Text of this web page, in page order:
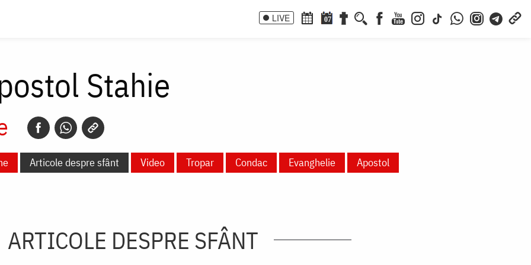
LIVE 07
Stahie
Articole despre sfânt Video Tropar Condac Evanghelie Apostol
ARTICOLE DESPRE SFÂNT